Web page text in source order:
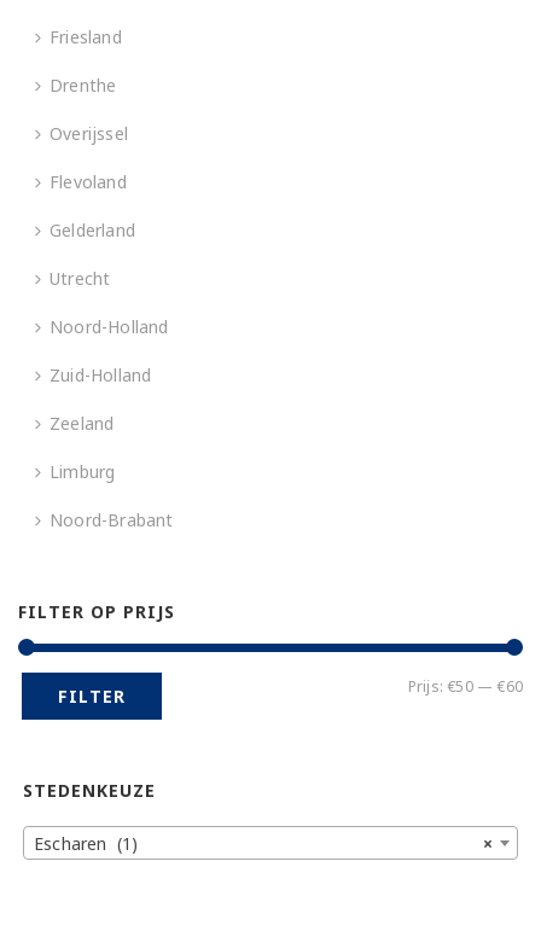
Friesland
Drenthe
Overijssel
Flevoland
Gelderland
Utrecht
Noord-Holland
Zuid-Holland
Zeeland
Limburg
Noord-Brabant
FILTER OP PRIJS
FILTER Prijs:€50—€60
STEDENKEUZE
×
Escharen (1)